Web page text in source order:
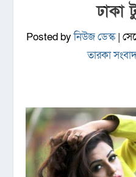
ঢাকা
Posted byনিউজ ডেস্ক|
তারকা